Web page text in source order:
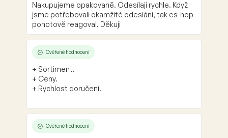
Nakupujeme opakovaně. Odesílají rychle. Když
jsme potřebovali okamžité odeslání, tak es-hop
pohotově reagoval. Děkuji
Ověřené hodnocení
+ Sortiment.
+ Ceny.
+ Rychlost doručení.
Ověřené hodnocení